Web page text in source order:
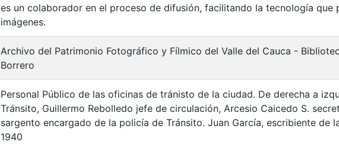
es un colaborador en el proceso de difusión, facilitando la tecnología que
imágenes.
Archivo del Patrimonio Fotográfico y Fílmico del Valle del Cauca -
Borrero
Personal Público de las oficinas de tránisto de la ciudad. De derecha a
Tránsito, Guillermo Rebolledo jefe de circulación, Arcesio Caicedo S.
sargento encargado de la policía de Tránsito. Juan García, escribiente de
1940